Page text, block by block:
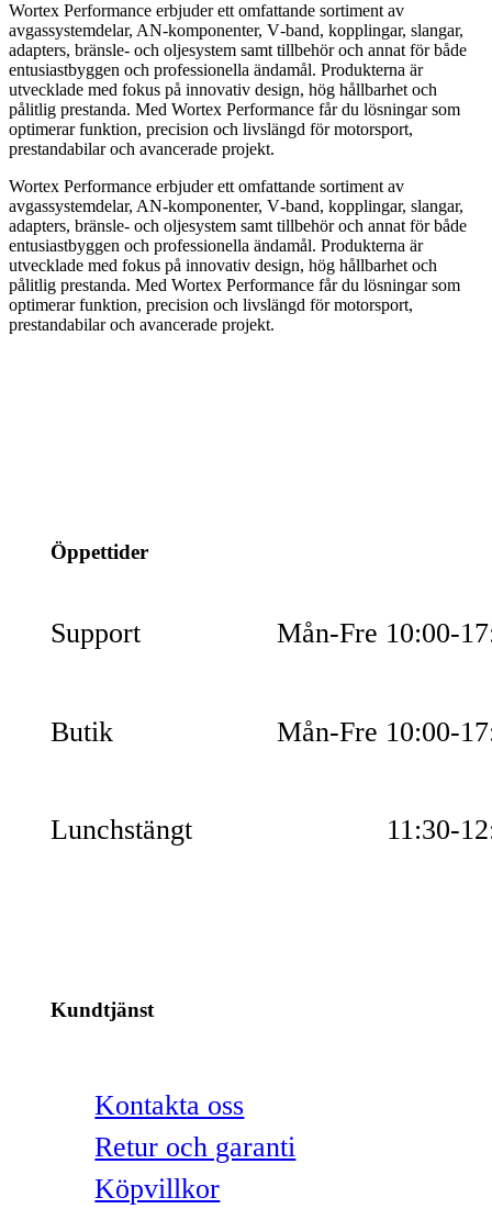
Wortex Performance erbjuder ett omfattande sortiment av
avgassystemdelar, AN-komponenter, V‑band, kopplingar, slangar,
adapters, bränsle- och oljesystem samt tillbehör och annat för både
entusiastbyggen och professionella ändamål. Produkterna är
utvecklade med fokus på innovativ design, hög hållbarhet och
pålitlig prestanda. Med Wortex Performance får du lösningar som
optimerar funktion, precision och livslängd för motorsport,
prestandabilar och avancerade projekt.
Wortex Performance erbjuder ett omfattande sortiment av
avgassystemdelar, AN-komponenter, V‑band, kopplingar, slangar,
adapters, bränsle- och oljesystem samt tillbehör och annat för både
entusiastbyggen och professionella ändamål. Produkterna är
utvecklade med fokus på innovativ design, hög hållbarhet och
pålitlig prestanda. Med Wortex Performance får du lösningar som
optimerar funktion, precision och livslängd för motorsport,
prestandabilar och avancerade projekt.
Öppettider
Support Mån-Fre 10:00-
Butik Mån-Fre 10:00-
Lunchstängt 11:30-
Kundtjänst
Kontakta oss
Retur och garanti
Köpvillkor